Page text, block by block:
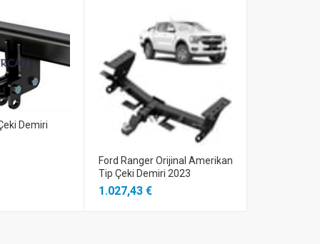
Demiri
Ford Ranger Orijinal Amerikan
Tip Çeki Demiri 2023
1.027,43 €